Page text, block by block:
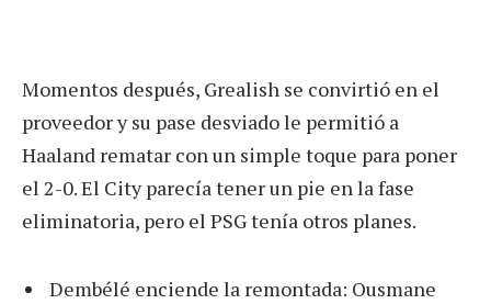
Momentos después, Grealish se convirtió en el
proveedor y su pase desviado le permitió a
Haaland rematar con un simple toque para poner
el 2-0. El City parecía tener un pie en la fase
eliminatoria, pero el PSG tenía otros planes.
Dembélé enciende la remontada: Ousmane